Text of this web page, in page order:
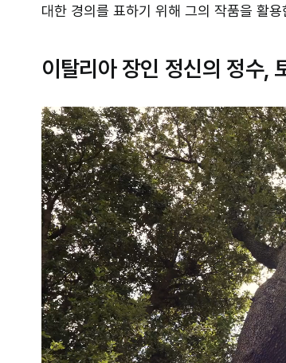
대한 경의를 표하기 위해 그의 작품을 활
이탈리아 장인 정신의 정수,